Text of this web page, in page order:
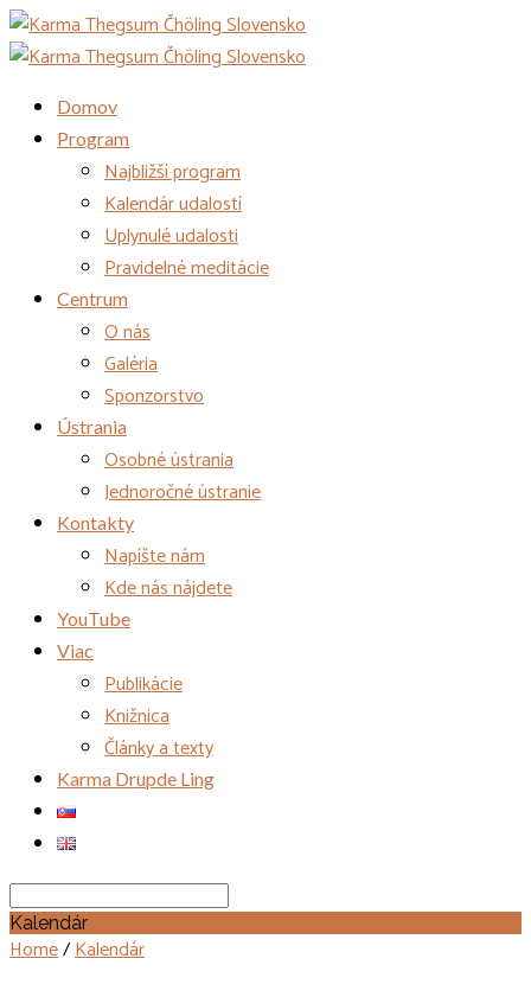
Domov
Program
Najbližší program
Kalendár udalostí
Uplynulé udalosti
Pravidelné meditácie
Centrum
O nás
Galéria
Sponzorstvo
Ústrania
Osobné ústrania
Jednoročné ústranie
Kontakty
Napíšte nám
Kde nás nájdete
YouTube
Viac
Publikácie
Knižnica
Články a texty
Karma Drupde Ling
Search
Kalendár
Home/Kalendár